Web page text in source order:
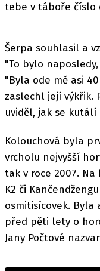
tebe v táboře číslo
Šerpa souhlasil a
"To bylo
"Byla ode mě asi
zaslechl její výkřik.
uviděl, jak se
Kolouchová byla
vrcholu nejvyšší
tak v roce 2007.
K2 či
osmitisícovek.
před pěti lety o
Jany Počtové